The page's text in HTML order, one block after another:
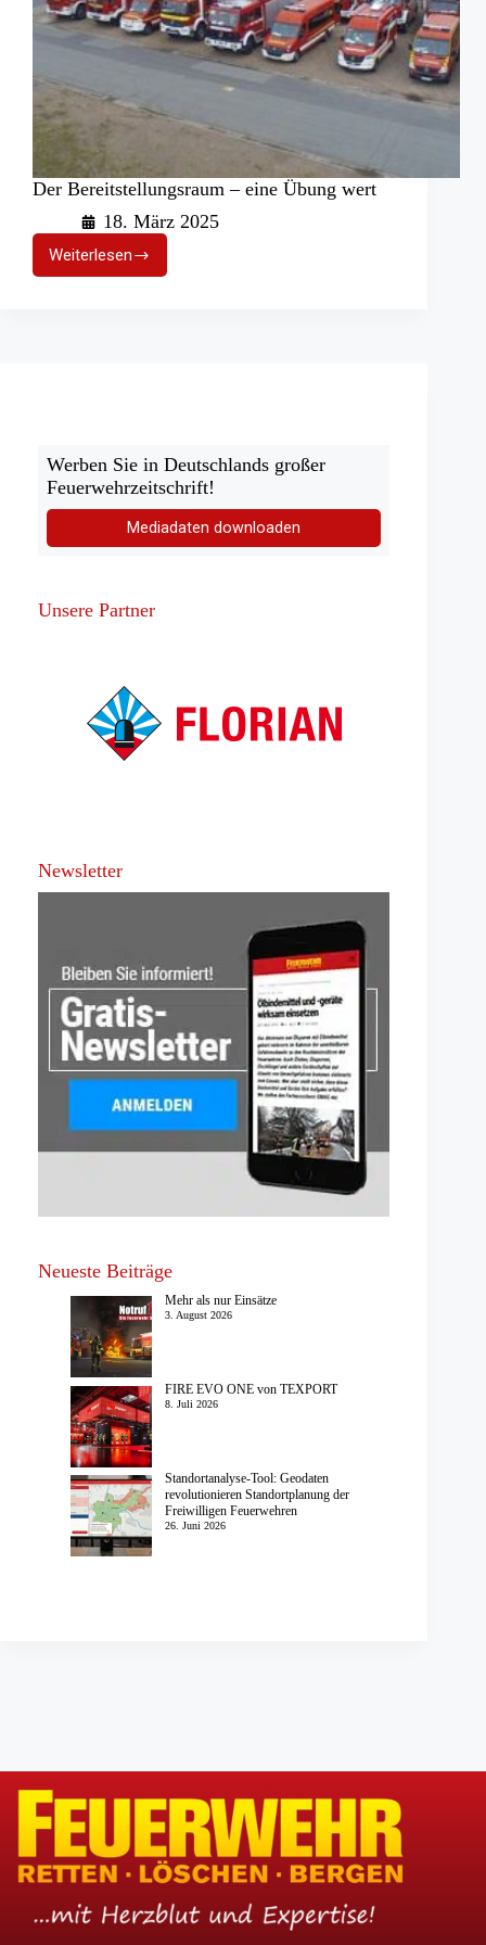
Der Bereitstellungsraum – eine Übung wert
18. März 2025
Weiterlesen
Der
Bereitstellungsraum
Werben Sie in Deutschlands großer
Feuerwehrzeitschrift!
Mediadaten downloaden
Unsere Partner
Newsletter
Neueste Beiträge
Mehr als nur Einsätze
3. August 2026
FIRE EVO ONE von TEXPORT
8. Juli 2026
Standortanalyse-Tool: Geodaten
revolutionieren Standortplanung der
Freiwilligen Feuerwehren
26. Juni 2026